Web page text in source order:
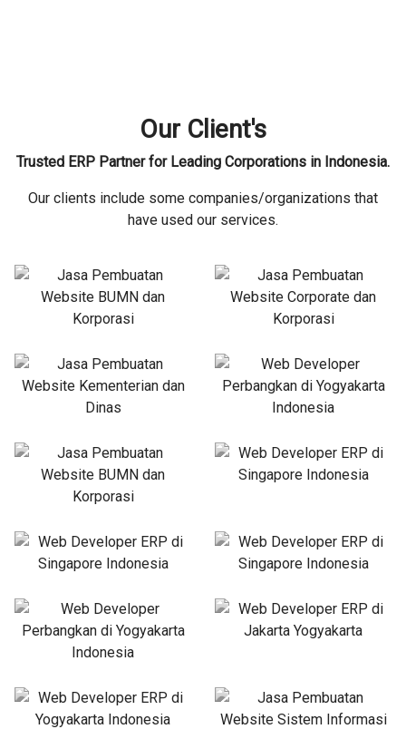
Our Client's
Trusted ERP Partner for Leading Corporations in Indonesia.
Our clients include some companies/organizations that
have used our services.